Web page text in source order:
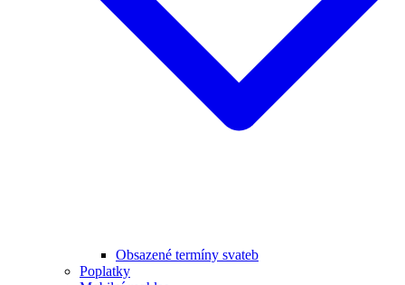
Obsazené termíny svateb
Poplatky